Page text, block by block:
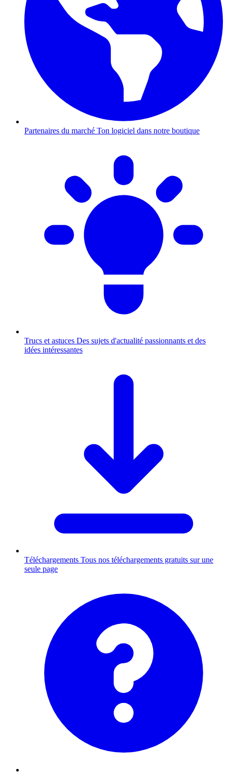
Partenaires du marché Ton logiciel dans notre boutique
Trucs et astuces Des sujets d'actualité passionnants et des
idées intéressantes
Téléchargements Tous nos téléchargements gratuits sur une
seule page